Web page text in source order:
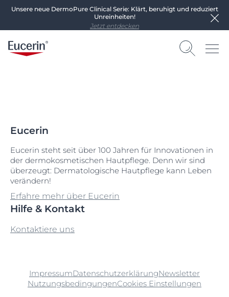
Unsere neue DermoPure Clinical Serie: Klärt, beruhigt und reduziert
Unreinheiten!
Jetzt entdecken
Eucerin
Eucerin steht seit über 100 Jahren für Innovationen in
der dermokosmetischen Hautpflege. Denn wir sind
überzeugt: Dermatologische Hautpflege kann Leben
verändern!
Erfahre mehr über Eucerin
Hilfe & Kontakt
Kontaktiere uns
ImpressumDatenschutzerklärungNewsletter
NutzungsbedingungenCookies Einstellungen